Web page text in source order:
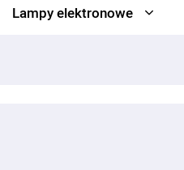
Lampy elektronowe